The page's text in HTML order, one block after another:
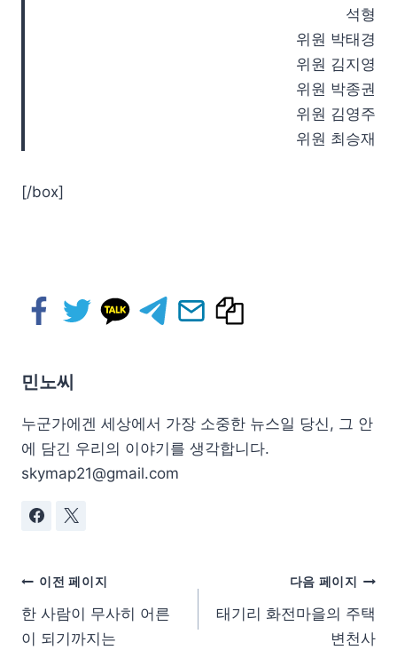
석형
위원 박태경
위원 김지영
위원 박종권
위원 김영주
위원 최승재
[/box]
민노씨
누군가에겐 세상에서 가장 소중한 뉴스일 당신, 그 안
에 담긴 우리의 이야기를 생각합니다.
skymap21@gmail.com
이전 페이지
한 사람이 무사히 어른
이 되기까지는
다음 페이지
태기리 화전마을의 주택
변천사